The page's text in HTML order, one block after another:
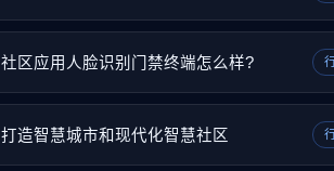
社区应用人脸识别门禁终端怎么样?
打造智慧城市和现代化智慧社区